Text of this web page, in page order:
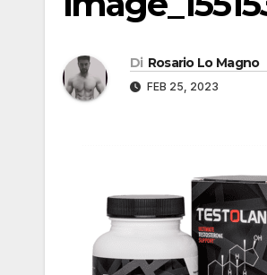
Di Rosario Lo Magno
FEB 25, 2023